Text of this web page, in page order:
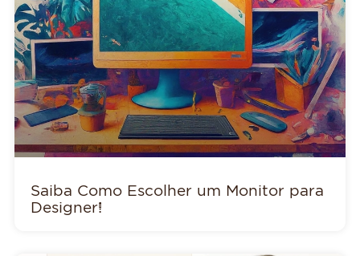
Saiba Como Escolher um Monitor para
Designer!